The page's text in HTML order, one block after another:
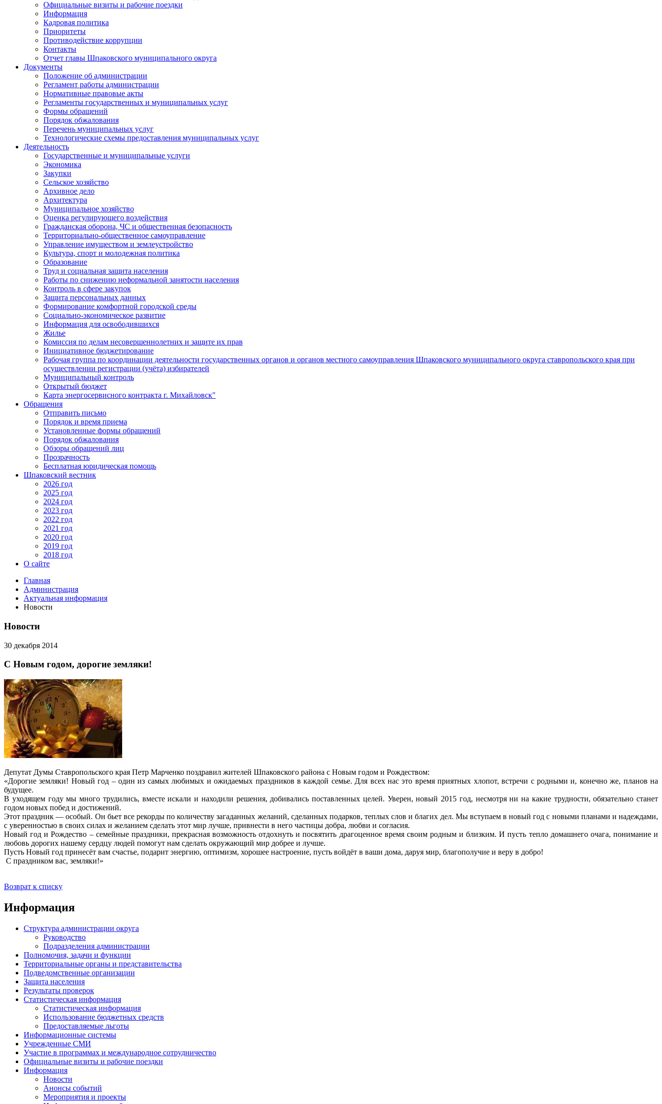
Официальные визиты и рабочие поездки
Информация
Кадровая политика
Приоритеты
Противодействие коррупции
Контакты
Отчет главы Шпаковского муниципального округа
Документы
Положение об администрации
Регламент работы администрации
Нормативные правовые акты
Регламенты государственных и муниципальных услуг
Формы обращений
Порядок обжалования
Перечень муниципальных услуг
Технологические схемы предоставления муниципальных услуг
Деятельность
Государственные и муниципальные услуги
Экономика
Закупки
Сельское хозяйство
Архивное дело
Архитектура
Муниципальное хозяйство
Оценка регулирующего воздействия
Гражданская оборона, ЧС и общественная безопасность
Территориально-общественное самоуправление
Управление имуществом и землеустройство
Культура, спорт и молодежная политика
Образование
Труд и социальная защита населения
Работы по снижению неформальной занятости населения
Контроль в сфере закупок
Защита персональных данных
Формирование комфортной городской среды
Социально-экономическое развитие
Информация для освободившихся
Жилье
Комиссия по делам несовершеннолетних и защите их прав
Инициативное бюджетирование
Рабочая группа по координации деятельности государственных органов и органов местного самоуправления Шпаковского муниципального округа ставропольского края при
осуществлении регистрации (учёта) избирателей
Муниципальный контроль
Открытый бюджет
Карта энергосервисного контракта г. Михайловск"
Обращения
Отправить письмо
Порядок и время приема
Установленные формы обращений
Порядок обжалования
Обзоры обращений лиц
Прозрачность
Бесплатная юридическая помощь
Шпаковский вестник
2026 год
2025 год
2024 год
2023 год
2022 год
2021 год
2020 год
2019 год
2018 год
О сайте
Главная
Администрация
Актуальная информация
Новости
Новости
30 декабря 2014
С Новым годом, дорогие земляки!
Депутат Думы Ставропольского края Петр Марченко поздравил жителей Шпаковского района с Новым годом и Рождеством:
«Дорогие земляки! Новый год – один из самых любимых и ожидаемых праздников в каждой семье. Для всех нас это время приятных хлопот, встречи с родными и, конечно же, планов на
будущее.
В уходящем году мы много трудились, вместе искали и находили решения, добивались поставленных целей. Уверен, новый 2015 год, несмотря ни на какие трудности, обязательно станет
годом новых побед и достижений.
Этот праздник — особый. Он бьет все рекорды по количеству загаданных желаний, сделанных подарков, теплых слов и благих дел. Мы вступаем в новый год с новыми планами и надеждами,
с уверенностью в своих силах и желанием сделать этот мир лучше, привнести в него частицы добра, любви и согласия.
Новый год и Рождество – семейные праздники, прекрасная возможность отдохнуть и посвятить драгоценное время своим родным и близким. И пусть тепло домашнего очага, понимание и
любовь дорогих нашему сердцу людей помогут нам сделать окружающий мир добрее и лучше.
Пусть Новый год принесёт вам счастье, подарит энергию, оптимизм, хорошее настроение, пусть войдёт в ваши дома, даруя мир, благополучие и веру в добро!
С праздником вас, земляки!»
Возврат к списку
Информация
Структура администрации округа
Руководство
Подразделения администрации
Полномочия, задачи и функции
Территориальные органы и представительства
Подведомственные организации
Защита населения
Результаты проверок
Статистическая информация
Статистическая информация
Использование бюджетных средств
Предоставляемые льготы
Информационные системы
Учрежденные СМИ
Участие в программах и международное сотрудничество
Официальные визиты и рабочие поездки
Информация
Новости
Анонсы событий
Мероприятия и проекты